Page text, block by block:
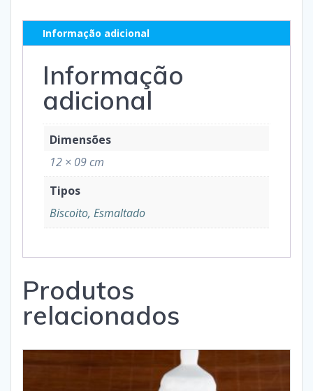
Informação adicional
Informação
adicional
Dimensões
12 × 09 cm
Tipos
Biscoito, Esmaltado
Produtos
relacionados